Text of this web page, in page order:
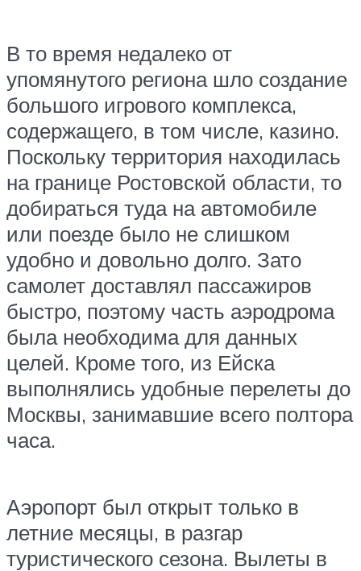
В то время недалеко от
упомянутого региона шло создание
большого игрового комплекса,
содержащего, в том числе, казино.
Поскольку территория находилась
на границе Ростовской области, то
добираться туда на автомобиле
или поезде было не слишком
удобно и довольно долго. Зато
самолет доставлял пассажиров
быстро, поэтому часть аэродрома
была необходима для данных
целей. Кроме того, из Ейска
выполнялись удобные перелеты до
Москвы, занимавшие всего полтора
часа.
Аэропорт был открыт только в
летние месяцы, в разгар
туристического сезона. Вылеты в